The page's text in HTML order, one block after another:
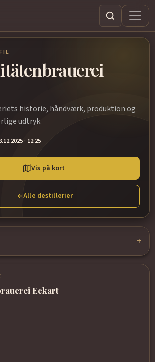
Søg
historie, håndværk, produktion og
udtryk.
· 12:25
Vis på kort
Alle destillerier
Eckart